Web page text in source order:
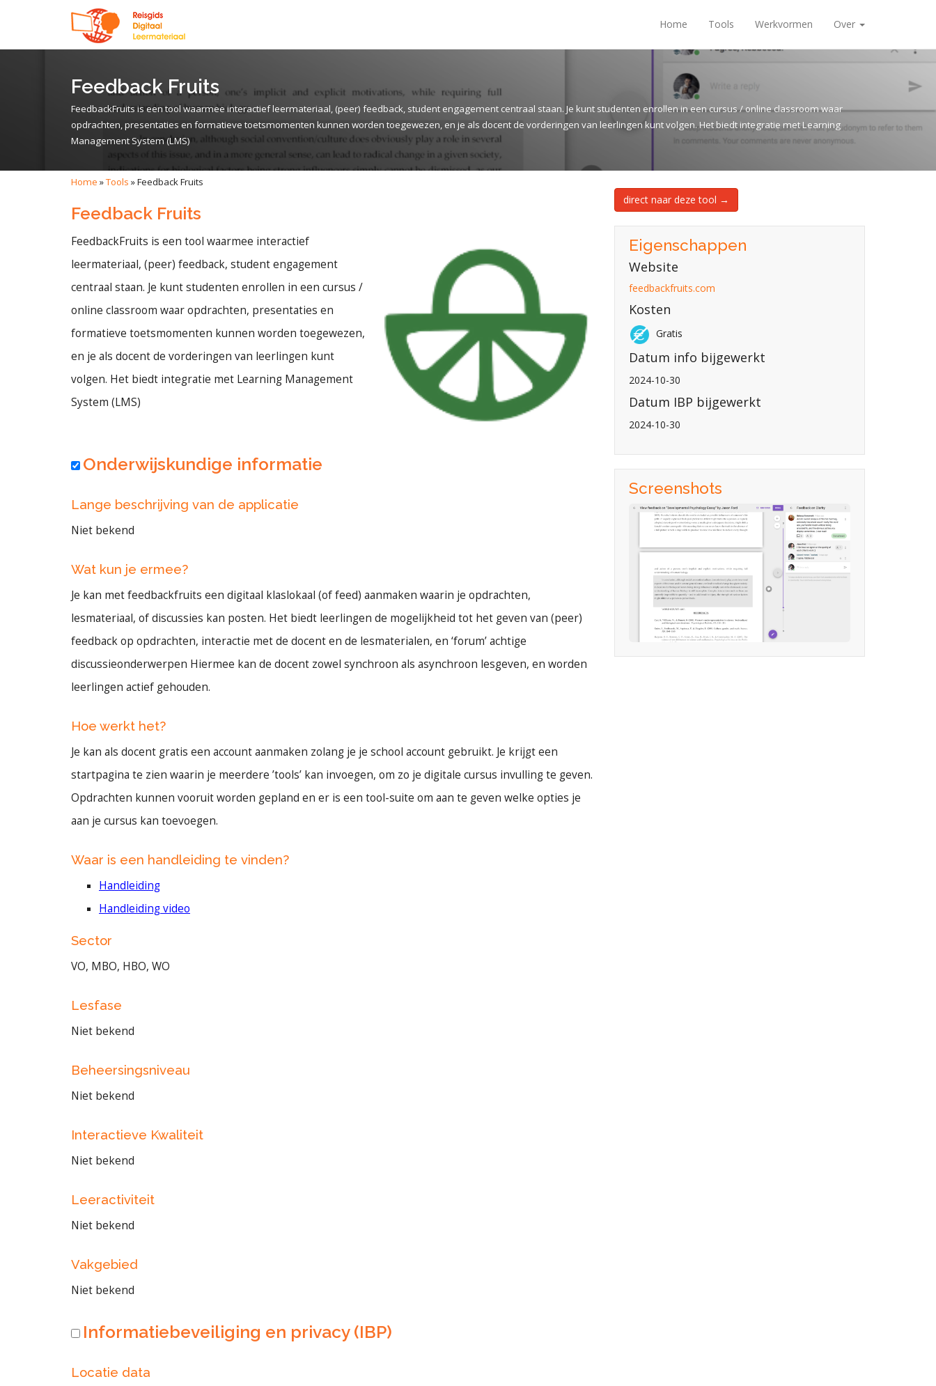
Home Tools Werkvormen Over
Feedback Fruits
FeedbackFruits is een tool waarmee interactief leermateriaal, (peer) feedback, student engagement centraal staan. Je kunt studenten enrollen in een cursus / online classroom waar
opdrachten, presentaties en formatieve toetsmomenten kunnen worden toegewezen, en je als docent de vorderingen van leerlingen kunt volgen. Het biedt integratie met Learning
Management System (LMS)
Home »Tools »Feedback Fruits
Feedback Fruits
FeedbackFruits is een tool waarmee interactief
leermateriaal, (peer) feedback, student engagement
centraal staan. Je kunt studenten enrollen in een cursus /
online classroom waar opdrachten, presentaties en
formatieve toetsmomenten kunnen worden toegewezen,
en je als docent de vorderingen van leerlingen kunt
volgen. Het biedt integratie met Learning Management
System (LMS)
Onderwijskundige informatie
Lange beschrijving van de applicatie
Niet bekend
Wat kun je ermee?
Je kan met feedbackfruits een digitaal klaslokaal (of feed) aanmaken waarin je opdrachten,
lesmateriaal, of discussies kan posten. Het biedt leerlingen de mogelijkheid tot het geven van (peer)
feedback op opdrachten, interactie met de docent en de lesmaterialen, en ‘forum’ achtige
discussieonderwerpen Hiermee kan de docent zowel synchroon als asynchroon lesgeven, en worden
leerlingen actief gehouden.
Hoe werkt het?
Je kan als docent gratis een account aanmaken zolang je je school account gebruikt. Je krijgt een
startpagina te zien waarin je meerdere ’tools’ kan invoegen, om zo je digitale cursus invulling te geven.
Opdrachten kunnen vooruit worden gepland en er is een tool-suite om aan te geven welke opties je
aan je cursus kan toevoegen.
Waar is een handleiding te vinden?
Handleiding
Handleiding video
Sector
VO, MBO, HBO, WO
Lesfase
Niet bekend
Beheersingsniveau
Niet bekend
Interactieve Kwaliteit
Niet bekend
Leeractiviteit
Niet bekend
Vakgebied
Niet bekend
Informatiebeveiliging en privacy (IBP)
Locatie data
direct naar deze tool →
Eigenschappen
Website
feedbackfruits.com
Kosten
Gratis
Datum info bijgewerkt
2024-10-30
Datum IBP bijgewerkt
2024-10-30
Screenshots